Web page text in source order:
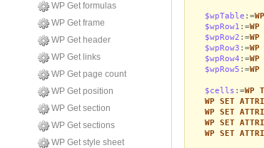
WP Get formulas
WP Get frame
WP Get header
WP Get links
WP Get page count
WP Get position
WP Get section
WP Get sections
WP Get style sheet
$wpTable :=
$wpRow1 :=
$wpRow2 :=
$wpRow3 :=
$wpRow4 :=
$wpRow5 :=
$cells :=WP
WP SET
WP SET
WP SET
WP SET